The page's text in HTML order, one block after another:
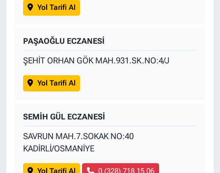
Yol Tarifi Al
PAŞAOĞLU ECZANESİ
ŞEHİT ORHAN GÖK MAH.931.SK.NO:4/J
Yol Tarifi Al
SEMİH GÜL ECZANESİ
SAVRUN MAH.7.SOKAK NO:40
KADİRLİ/OSMANİYE